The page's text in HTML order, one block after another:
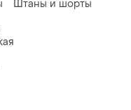
Штаны и шорты